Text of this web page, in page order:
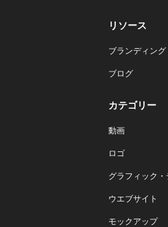
リソース
ブランディン
ブログ
カテゴリー
動画
ロゴ
グラフィック・
ウエブサイト
モックアップ